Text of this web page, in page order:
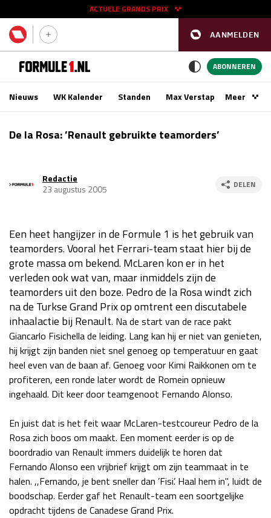
AANMELDEN
ACTUELE GRANDS PRIX
11 - 13 sep
Race
zo 15:00 - 17:00
Kwalificatie
vr 14:00 - 15:00
Race
za 13:00 - 15:00
GP SINGAPORE 2026 09 - 11 okt
Kwalificatie
za 15:00 - 16:00
Race
zo 14:00 - 16:00
GP VERENIGDE STATEN 2026 23 - 25 okt
Kwalificatie
za 23:00 - 00:00
GP MEXICO 2026 30 okt - 01 nov
GP SÃO PAULO 2026 06 - 08 nov
Kwalificatie
za 19:00 - 20:00
Race
zo 18:00 - 20:00
ABONNEREN
Nieuws WK Kalender Standen Max VerstappenMeer
De la Rosa: ’Renault gebruikte teamorders’
Redactie
23 augustus 2005
DELEN
Een heet hangijzer in de Formule 1 is het gebruik van
teamorders. Vooral het Ferrari-team staat hier bij de
grote massa om bekend. McLaren kon er in het
verleden ook wat van, maar inmiddels zijn de
teamorders uit den boze. Pedro de la Rosa windt zich
na de Turkse Grand Prix op omtrent een discutabele
inhaalactie bij Renault. Na de start van de race pakt
Giancarlo Fisichella de leiding. Lang kan hij er niet van genieten,
hij krijgt zijn banden niet snel genoeg op temperatuur en gaat
heel even van de baan af. Genoeg voor Kimi Raikkonen om te
profiteren, een ronde later wordt de Romein opnieuw
ingehaald. Dit keer door teamgenoot Fernando Alonso.
En juist dat is het feit waar McLaren-testcoureur Pedro de la
Rosa zich boos om maakt. Een moment eerder is op de
boordradio van Renault immers duidelijk te horen dat
Fernando Alonso een vrijbrief krijgt om zijn teammaat in te
halen. ,,Fernando, je bent sneller dan ’Fisi’. Haal hem in", luidt de
boodschap. Eerder gaf het Renault-team een soortgelijke
opdracht tijdens de Canadese Grand Prix.